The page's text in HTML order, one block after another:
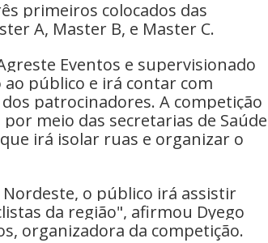
primeiros colocados das
A, Master B, e Master C.
Eventos e supervisionado
ao público e irá contar com
patrocinadores. A competição
meio das secretarias de Saúde
irá isolar ruas e organizar o
o público irá assistir
da região", afirmou Dyego
organizadora da competição.